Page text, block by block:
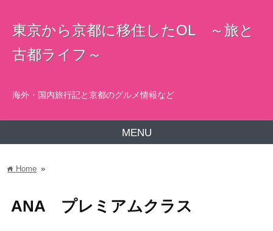
東京から京都に移住したOL ～旅と
古都ライフ～
海外・国内旅行記と京都のグルメ情報など
MENU
home Home »
ANA プレミアムクラス